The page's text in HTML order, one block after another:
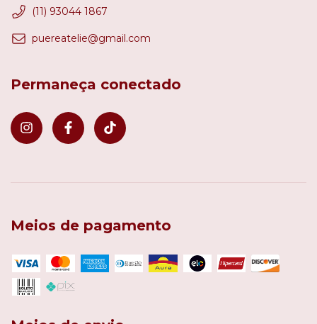
(11) 93044 1867
puereatelie@gmail.com
Permaneça conectado
Meios de pagamento